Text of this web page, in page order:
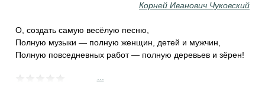
Корней Иванович Чуковский
О, создать самую весёлую песню,
Полную музыки — полную женщин, детей и мужчин,
Полную повседневных работ — полную деревьев и зёрен!